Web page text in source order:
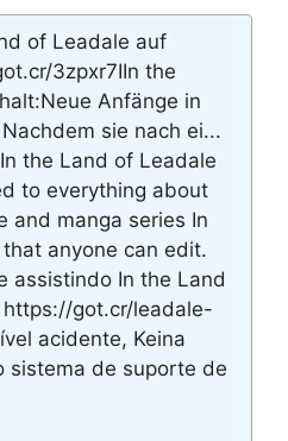
of Leadale auf
3zpxr7IIn the
Anfänge in
sie nach ei...
the Land of Leadale
to everything about
and manga series In
anyone can edit.
assistindo In the Land
got.cr/leadale-
acidente, Keina
sistema de suporte de